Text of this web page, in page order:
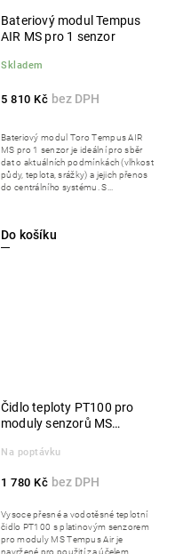
Bateriový modul Tempus
AIR MS pro 1 senzor
Skladem
5 810 Kč
Do košíku
Bateriový modul Toro Tempus AIR
MS pro 1 senzor je ideální pro sběr
dat o aktuálních podmínkách (vlhkost
půdy, teplota, srážky) a jejich přenos
do centrálního systému. S...
Čidlo teploty PT100 pro
moduly senzorů MS
Na poptávku
1 780 Kč
Vysoce přesné a vodotěsné teplotní
čidlo PT100 s platinovým senzorem
pro moduly MS Tempus Air je
navržené pro použití za účelem